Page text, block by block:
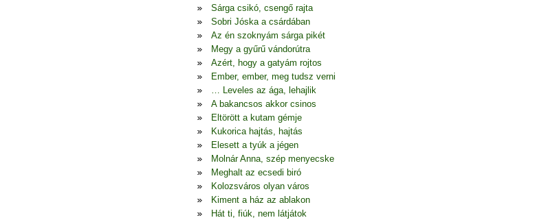
Sárga csikó, csengő rajta
Sobri Jóska a csárdában
Az én szoknyám sárga pikét
Megy a gyűrű vándorútra
Azért, hogy a gatyám rojtos
Ember, ember, meg tudsz verni
… Leveles az ága, lehajlik
A bakancsos akkor csinos
Eltörött a kutam gémje
Kukorica hajtás, hajtás
Elesett a tyúk a jégen
Molnár Anna, szép menyecske
Meghalt az ecsedi biró
Kolozsváros olyan város
Kiment a ház az ablakon
Hát ti, fiúk, nem látjátok